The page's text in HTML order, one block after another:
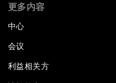
更多内容
中心
会议
利益相关方